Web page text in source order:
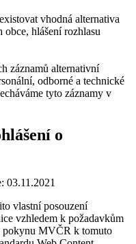
vhodná alternativa
obce, hlášení rozhlasu
záznamů alternativní
odborné a technické
tyto záznamy v
o
03.11.2021
vlastní posouzení
vzhledem k požadavkům
pokynu MVČR k tomuto